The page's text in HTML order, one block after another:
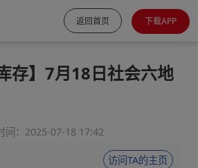
返回首页 下载APP
存】7月18日社会六地
间：2025-07-18 17:42
访问TA的主页